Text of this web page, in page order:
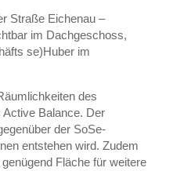
Straße Eichenau –
im Dachgeschoss,
se)Huber im
des
Balance. Der
der SoSe-
entstehen wird. Zudem
Fläche für weitere